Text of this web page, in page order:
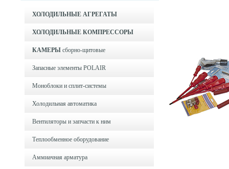
ХОЛОДИЛЬНЫЕ АГРЕГАТЫ
ХОЛОДИЛЬНЫЕ КОМПРЕССОРЫ
КАМЕРЫ сборно-щитовые
Запасные элементы POLAIR
Моноблоки и cплит-системы
Холодильная автоматика
Вентиляторы и запчасти к ним
Теплообменное оборудование
Аммиачная арматура